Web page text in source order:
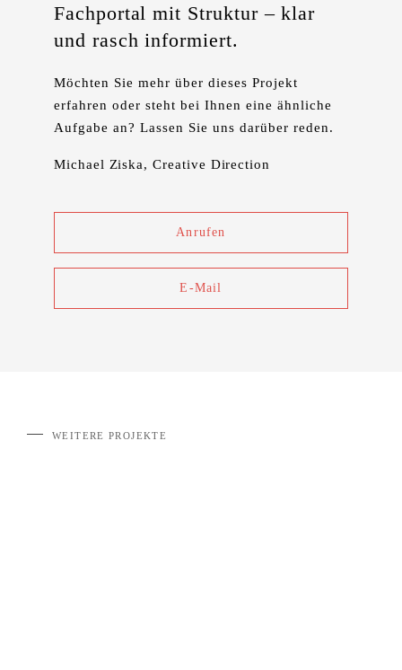
Fachportal mit Struktur – klar
und rasch informiert.
Möchten Sie mehr über dieses Projekt
erfahren oder steht bei Ihnen eine ähnliche
Aufgabe an? Lassen Sie uns darüber reden.
Michael Ziska, Creative Direction
Anrufen
E-Mail
WEITERE PROJEKTE